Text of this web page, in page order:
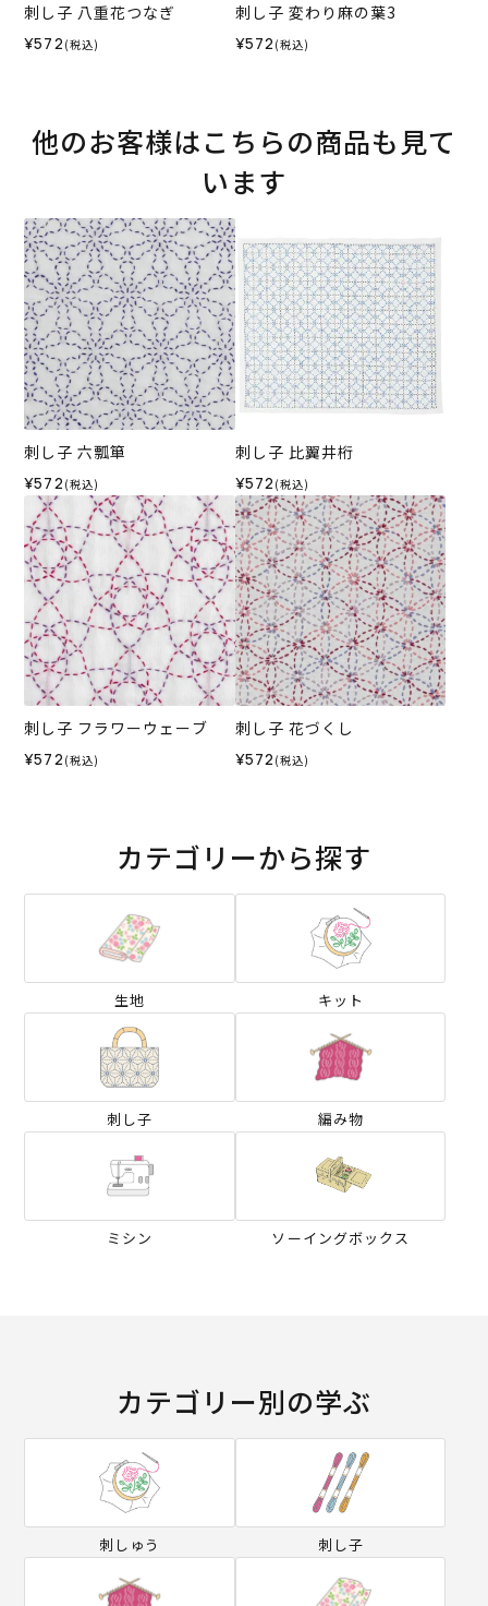
刺し子 八重花つなぎ
¥572 (税込)
刺し子 変わり麻の葉3
¥572 (税込)
他のお客様はこちらの商品も見て
います
刺し子 六瓢箪
¥572 (税込)
刺し子 比翼井桁
¥572 (税込)
刺し子 フラワーウェーブ
¥572 (税込)
刺し子 花づくし
¥572 (税込)
カテゴリーから探す
生地 キット
刺し子 編み物
ミシン ソーイングボックス
カテゴリー別の学ぶ
刺しゅう 刺し子